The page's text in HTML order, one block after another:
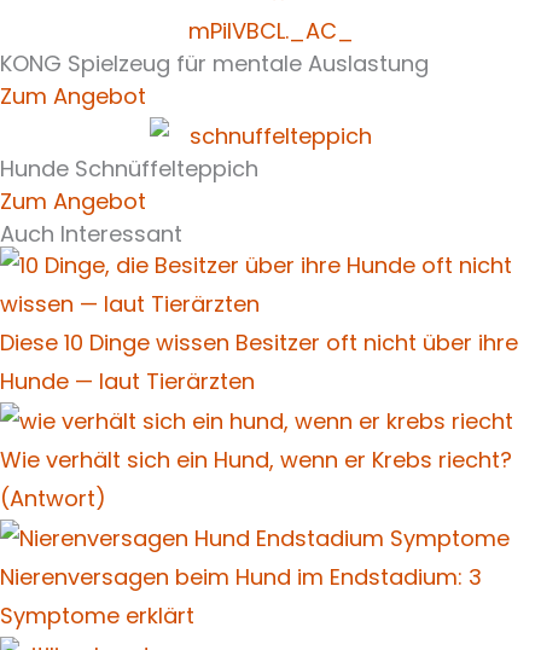
KONG Spielzeug für mentale Auslastung
Zum Angebot
Hunde Schnüffelteppich
Zum Angebot
Auch Interessant
Diese 10 Dinge wissen Besitzer oft nicht über ihre
Hunde — laut Tierärzten
Wie verhält sich ein Hund, wenn er Krebs riecht?
(Antwort)
Nierenversagen beim Hund im Endstadium: 3
Symptome erklärt